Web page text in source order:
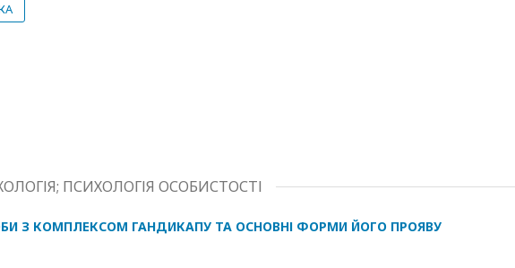
ПСИХОЛОГІЯ ОСОБИСТОСТІ
З КОМПЛЕКСОМ ГАНДИКАПУ ТА ОСНОВНІ ФОРМИ ЙОГО ПРОЯВУ